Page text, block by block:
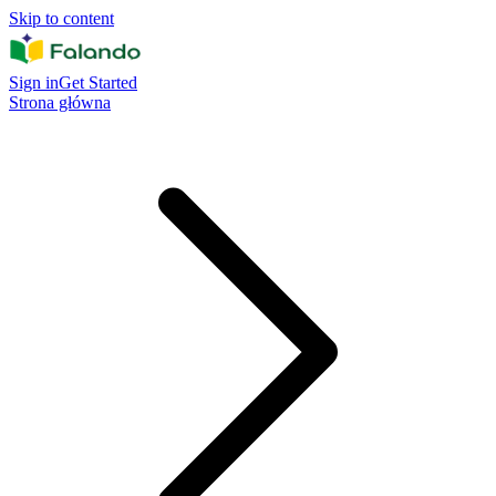
Skip to content
Sign inGet Started
Strona główna